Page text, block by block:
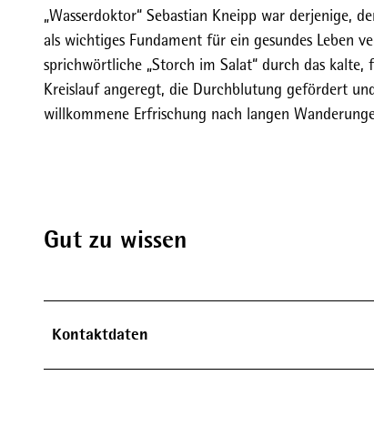
„Wasserdoktor“ Sebastian Kneipp war derjenige,
als wichtiges Fundament für ein gesundes Leben
sprichwörtliche „Storch im Salat“ durch das
Kreislauf angeregt, die Durchblutung gefördert
willkommene Erfrischung nach langen
Gut zu wissen
Kontaktdaten